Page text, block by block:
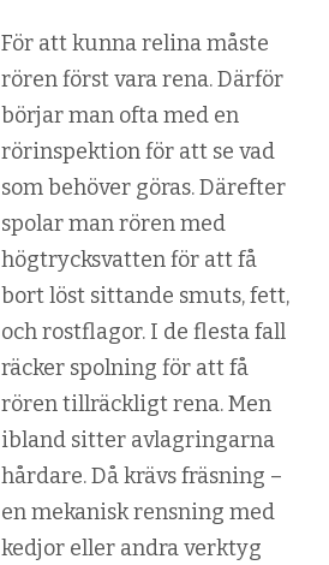
För att kunna relina måste
rören först vara rena. Därför
börjar man ofta med en
rörinspektion för att se vad
som behöver göras. Därefter
spolar man rören med
högtrycksvatten för att få
bort löst sittande smuts, fett,
och rostflagor. I de flesta fall
räcker spolning för att få
rören tillräckligt rena. Men
ibland sitter avlagringarna
hårdare. Då krävs fräsning –
en mekanisk rensning med
kedjor eller andra verktyg